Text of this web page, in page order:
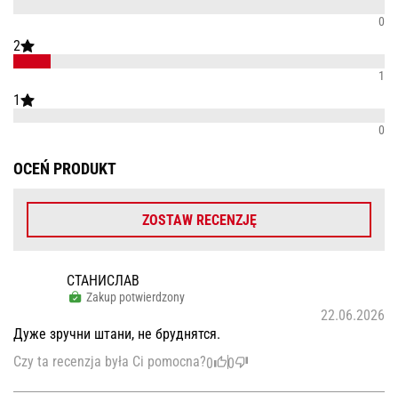
0
2
1
1
0
OCEŃ PRODUKT
ZOSTAW RECENZJĘ
СТАНИСЛАВ
Zakup potwierdzony
22.06.2026
Дуже зручни штани, не бруднятся.
Czy ta recenzja była Ci pomocna?0 0